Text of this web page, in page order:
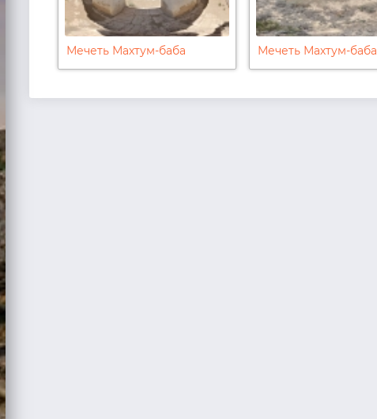
Мечеть Махтум-баба Мечеть Махтум-баба